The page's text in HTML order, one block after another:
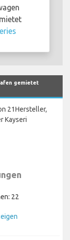
gemietet
21Hersteller,
Kayseri
22